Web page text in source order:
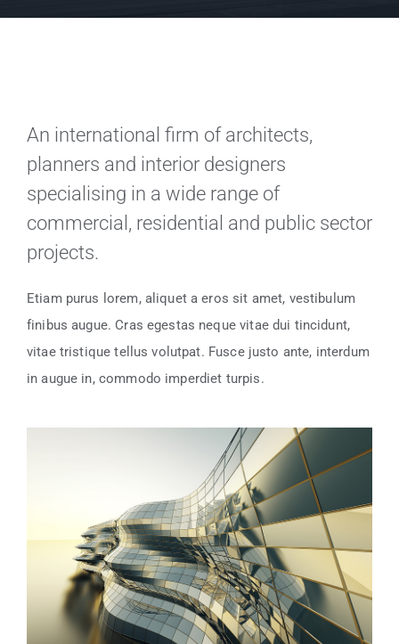
An international firm of architects,
planners and interior designers
specialising in a wide range of
commercial, residential and public sector
projects.
Etiam purus lorem, aliquet a eros sit amet, vestibulum
finibus augue. Cras egestas neque vitae dui tincidunt,
vitae tristique tellus volutpat. Fusce justo ante, interdum
in augue in, commodo imperdiet turpis.